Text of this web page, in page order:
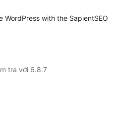
with the SapientSEO
tra với 6.8.7